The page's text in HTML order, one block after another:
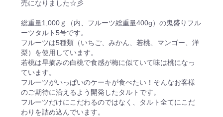
売になりました☆彡
総重量1,000ｇ（内、フルーツ総重量400g）の鬼盛りフル
ーツタルト5号です。
フルーツは5種類（いちご、みかん、若桃、マンゴー、洋
梨）を使用しています。
若桃は早摘みの白桃で食感が梅に似ていて味は桃になっ
ています。
フルーツがいっぱいのケーキが食べたい！そんなお客様
のご期待に沿えるよう開発したタルトです。
フルーツだけにこだわるのではなく、タルト全てにこだ
わりを詰め込んでいます。